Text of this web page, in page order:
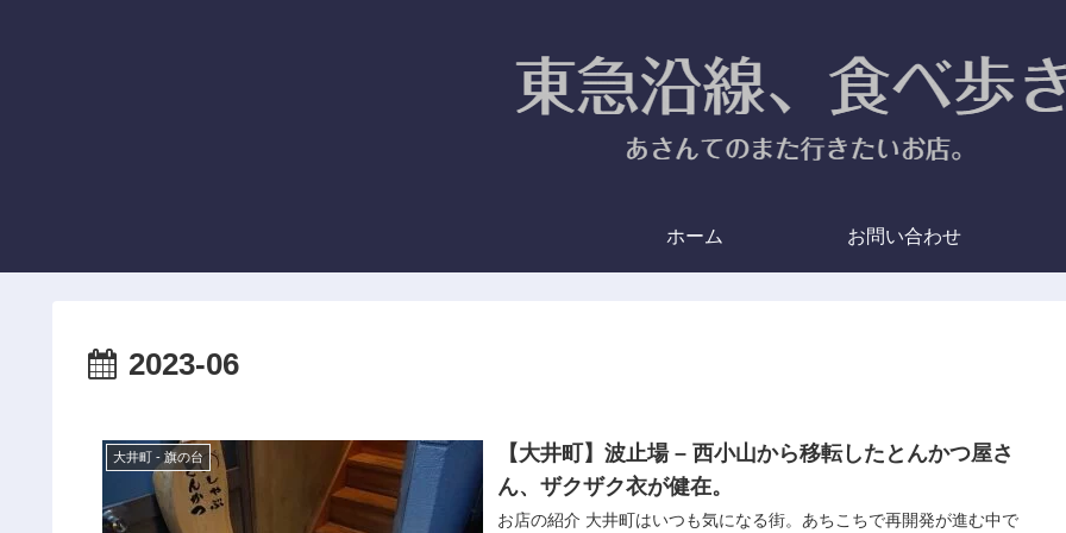
ホーム お問い合わせ
2023-06
大井町 - 旗の台
【大井町】波止場 – 西小山から移転したとんかつ屋さ
ん、ザクザク衣が健在。
お店の紹介 大井町はいつも気になる街。あちこちで再開発が進む中で